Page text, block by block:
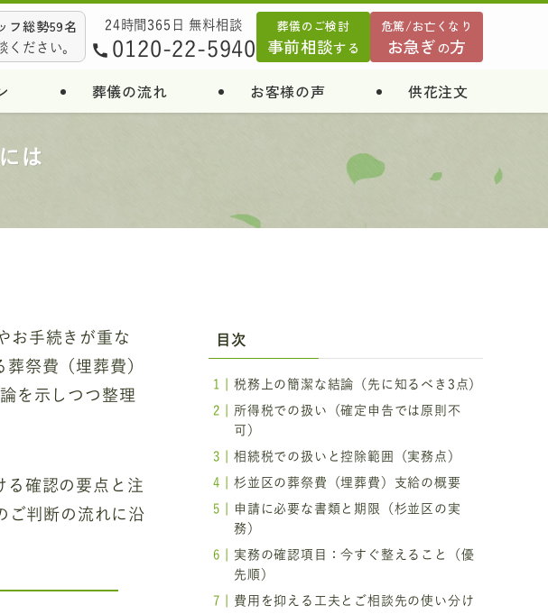
葬儀の流れ お客様の声 供花注文
フ総勢59名
ください。
24時間365日 無料相談
0120-22-5940
葬儀のご検討
事前相談する
危篤/お亡くなり
お急ぎの方
は
お手続きが重な
祭費（埋葬費）
を示しつつ整理
る確認の要点と注
ご判断の流れに沿
目次
税務上の簡潔な結論（先に知るべき3点）
所得税での扱い（確定申告では原則不
可）
相続税での扱いと控除範囲（実務点）
杉並区の葬祭費（埋葬費）支給の概要
申請に必要な書類と期限（杉並区の実
務）
実務の確認項目：今すぐ整えること（優
先順）
費用を抑える工夫とご相談先の使い分け